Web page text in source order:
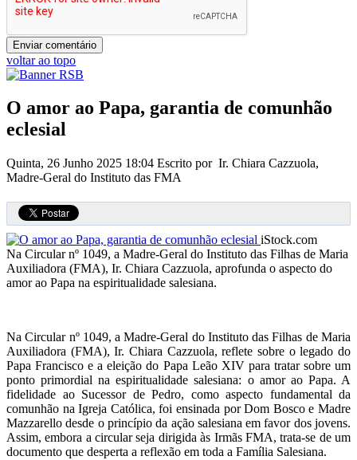
voltar ao topo
O amor ao Papa, garantia de comunhão
eclesial
Quinta, 26 Junho 2025 18:04 Escrito por Ir. Chiara Cazzuola,
Madre-Geral do Instituto das FMA
iStock.com
Na Circular nº 1049, a Madre-Geral do Instituto das Filhas de Maria
Auxiliadora (FMA), Ir. Chiara Cazzuola, aprofunda o aspecto do
amor ao Papa na espiritualidade salesiana.
Na Circular nº 1049, a Madre-Geral do Instituto das Filhas de Maria
Auxiliadora (FMA), Ir. Chiara Cazzuola, reflete sobre o legado do
Papa Francisco e a eleição do Papa Leão XIV para tratar sobre um
ponto primordial na espiritualidade salesiana: o amor ao Papa. A
fidelidade ao Sucessor de Pedro, como aspecto fundamental da
comunhão na Igreja Católica, foi ensinada por Dom Bosco e Madre
Mazzarello desde o princípio da ação salesiana em favor dos jovens.
Assim, embora a circular seja dirigida às Irmãs FMA, trata-se de um
documento que desperta a reflexão em toda a Família Salesiana.